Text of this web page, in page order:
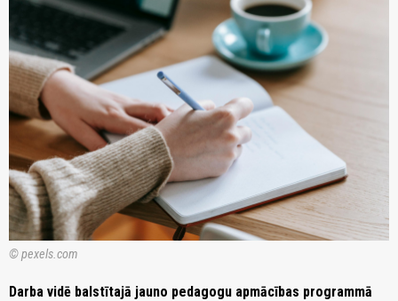
© pexels.com
Darba vidē balstītajā jauno pedagogu apmācības programmā